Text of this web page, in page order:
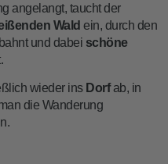
angelangt, taucht der
Wald ein, durch den
und dabei schöne
wieder ins Dorfab, in
die Wanderung